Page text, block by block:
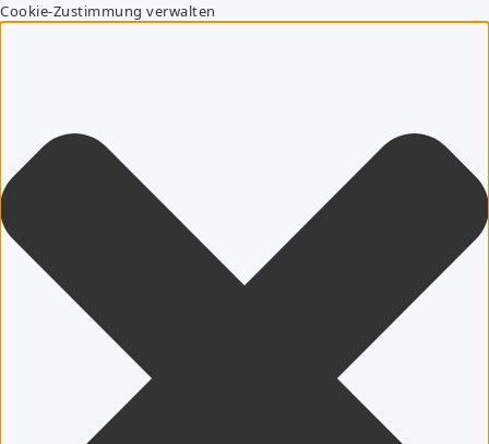
Cookie-Zustimmung verwalten